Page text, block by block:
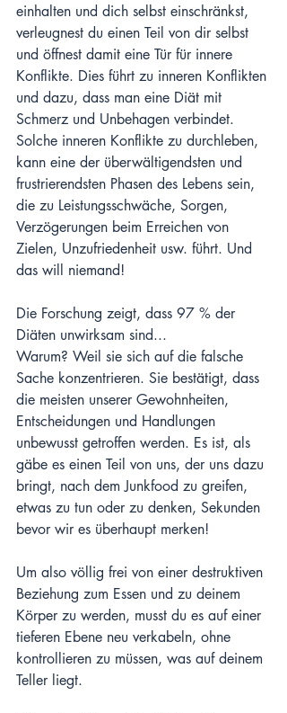
einhalten und dich selbst einschränkst,
verleugnest du einen Teil von dir selbst
und öffnest damit eine Tür für innere
Konflikte. Dies führt zu inneren Konflikten
und dazu, dass man eine Diät mit
Schmerz und Unbehagen verbindet.
Solche inneren Konflikte zu durchleben,
kann eine der überwältigendsten und
frustrierendsten Phasen des Lebens sein,
die zu Leistungsschwäche, Sorgen,
Verzögerungen beim Erreichen von
Zielen, Unzufriedenheit usw. führt. Und
das will niemand!
Die Forschung zeigt, dass 97 % der
Diäten unwirksam sind...
Warum? Weil sie sich auf die falsche
Sache konzentrieren. Sie bestätigt, dass
die meisten unserer Gewohnheiten,
Entscheidungen und Handlungen
unbewusst getroffen werden. Es ist, als
gäbe es einen Teil von uns, der uns dazu
bringt, nach dem Junkfood zu greifen,
etwas zu tun oder zu denken, Sekunden
bevor wir es überhaupt merken!
Um also völlig frei von einer destruktiven
Beziehung zum Essen und zu deinem
Körper zu werden, musst du es auf einer
tieferen Ebene neu verkabeln, ohne
kontrollieren zu müssen, was auf deinem
Teller liegt.